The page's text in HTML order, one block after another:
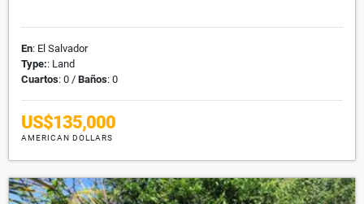
En: El Salvador
Type:: Land
Cuartos: 0 / Baños: 0
US$135,000
AMERICAN DOLLARS